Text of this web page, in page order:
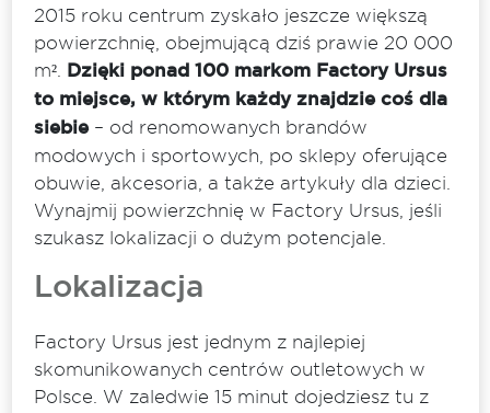
2015 roku centrum zyskało jeszcze większą
powierzchnię, obejmującą dziś prawie 20 000
m². Dzięki ponad 100 markom Factory Ursus
to miejsce, w którym każdy znajdzie coś dla
siebie– od renomowanych brandów
modowych i sportowych, po sklepy oferujące
obuwie, akcesoria, a także artykuły dla dzieci.
Wynajmij powierzchnię w Factory Ursus, jeśli
szukasz lokalizacji o dużym potencjale.
Lokalizacja
Factory Ursus jest jednym z najlepiej
skomunikowanych centrów outletowych w
Polsce. W zaledwie 15 minut dojedziesz tu z